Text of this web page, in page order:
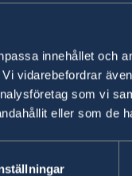
innehållet och
vidarebefordrar
som vi
eller som de